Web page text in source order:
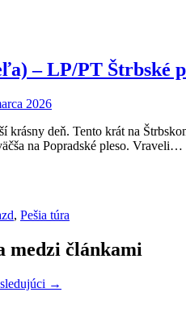
– LP/PT Štrbské
2026
krásny deň. Tento krát na
na Popradské pleso. Vraveli…
, Pešia túra
medzi článkami
→